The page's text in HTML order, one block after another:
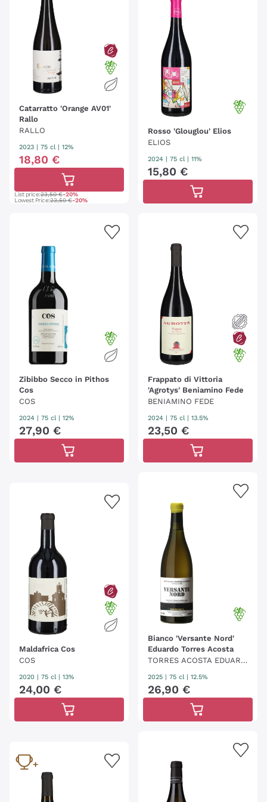
Catarratto 'Orange AV01'
Rallo
RALLO
2023 75 cl | 12%
18,80 €
List price:23,50 €-20%
Lowest Price:23,50 €-20%
Rosso 'Glouglou' Elios
ELIOS
2024 75 cl | 11%
15,80 €
Zibibbo Secco in Pithos
Cos
COS
2024 75 cl | 12%
27,90 €
Frappato di Vittoria
'Agrotys' Beniamino Fede
BENIAMINO FEDE
2024 75 cl | 13.5%
23,50 €
Maldafrica Cos
COS
2020 75 cl | 13%
24,00 €
Bianco 'Versante Nord'
Eduardo Torres Acosta
TORRES ACOSTA EDUARD
O
2025 75 cl | 12.5%
26,90 €